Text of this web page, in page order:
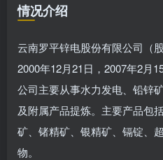
情况介绍
云南罗平锌电股份有限公司（
2000年12月21日，2007年2月
公司主要从事水力发电、铅锌
及附属产品提炼。主要产品包
矿、锗精矿、银精矿、镉锭、
物。